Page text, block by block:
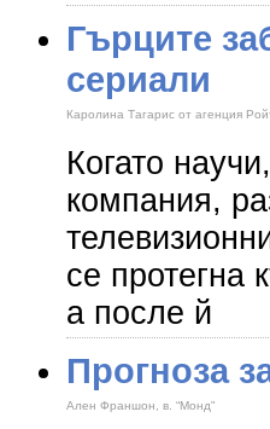
Гърците
сериали
Каролина Тагарис от агенция
Когато
компания,
се протегна
а после й
Прогноза
Ален Франшон, в. “Монд"